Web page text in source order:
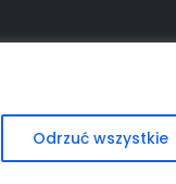
Odrzuć wszystkie